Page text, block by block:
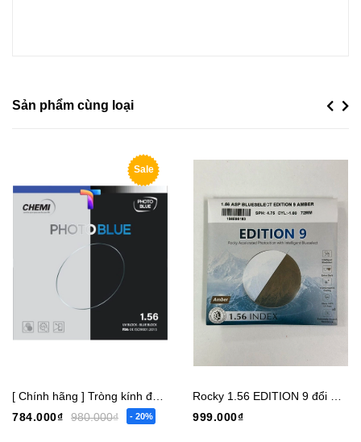
Sản phẩm cùng loại Previous
Sale
784.000₫
980.000₫ - 20%
999.000₫
Next